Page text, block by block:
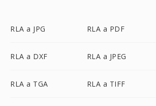
RLA a JPG RLA a PDF
RLA a DXF RLA a JPEG
RLA a TGA RLA a TIFF